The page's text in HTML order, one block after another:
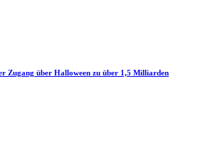
Zugang über Halloween zu über 1,5 Milliarden